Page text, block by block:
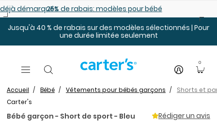
démarqués25% de rabais: modèles pour bébé
Jusqu'à 40 % de rabais sur des modèles sélectionnés | Pour
une durée limitée seulement
0
Accueil Bébé Vêtements pour bébés garçons
Shorts et
Carter's
Bébé garçon - Short de sport - Bleu Rédiger un avis